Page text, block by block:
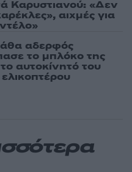
Καρυστιανού: «Δεν
αιχμές για
αδερφός
το μπλόκο της
αυτοκίνητό του